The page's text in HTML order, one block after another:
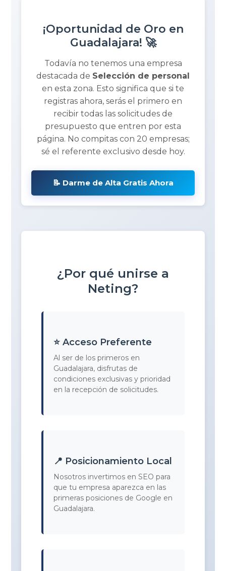
¡Oportunidad de Oro en
Guadalajara! 🚀
Todavía no tenemos una empresa
destacada de Selección de personal
en esta zona. Esto significa que si te
registras ahora, serás el primero en
recibir todas las solicitudes de
presupuesto que entren por esta
página. No compitas con 20 empresas;
sé el referente exclusivo desde hoy.
📝 Darme de Alta Gratis Ahora
¿Por qué unirse a
Neting?
⭐ Acceso Preferente
Al ser de los primeros en
Guadalajara, disfrutas de
condiciones exclusivas y prioridad
en la recepción de solicitudes.
📍 Posicionamiento Local
Nosotros invertimos en SEO para
que tu empresa aparezca en las
primeras posiciones de Google en
Guadalajara.